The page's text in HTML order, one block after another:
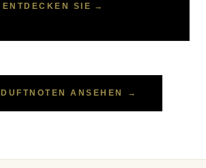
ENTDECKEN SIE
ANSEHEN